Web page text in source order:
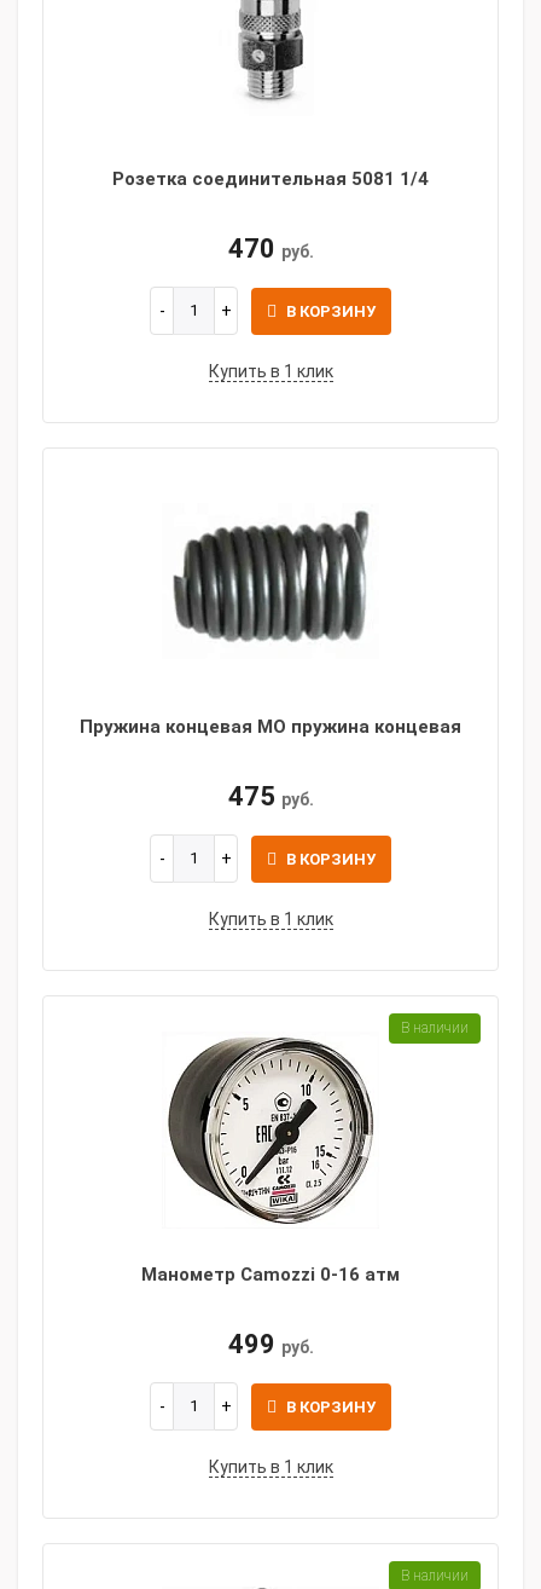
Розетка соединительная 5081 1/4
470 руб.
В КОРЗИНУ
Купить в 1 клик
Пружина концевая МО пружина концевая
475 руб.
В КОРЗИНУ
Купить в 1 клик
Манометр Camozzi 0-16 атм
499 руб.
В КОРЗИНУ
Купить в 1 клик
В наличии
В наличии